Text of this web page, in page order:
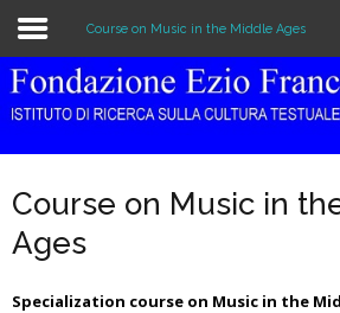
Home
Library & Archive
Course on Music in the Middle Ages
Course on Music in
Ages
Specialization course on Music in the